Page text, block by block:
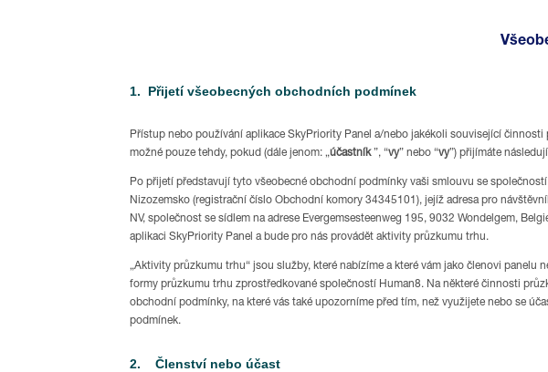
1. Přijetí všeobecných obchodních podmínek
Přístup nebo používání aplikace SkyPriority Panel a/nebo jakékoli související činnosti
možné pouze tehdy, pokud (dále jenom: „účastník”, “vy” nebo “vy”) přijímáte
Po přijetí představují tyto všeobecné obchodní podmínky vaši smlouvu se
Nizozemsko (registrační číslo Obchodní komory 34345101), jejíž adresa pro
NV, společnost se sídlem na adrese Evergemsesteenweg 195, 9032 Wondelgem,
aplikaci SkyPriority Panel a bude pro nás provádět aktivity průzkumu trhu.
„Aktivity průzkumu trhu“ jsou služby, které nabízíme a které vám jako členovi
formy průzkumu trhu zprostředkované společností Human8. Na některé činnosti
obchodní podmínky, na které vás také upozorníme před tím, než využijete nebo se
podmínek.
2. Členství nebo účast